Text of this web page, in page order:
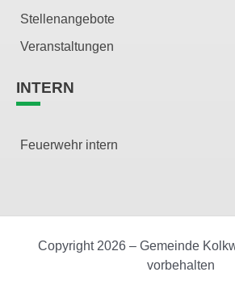
Stellenangebote
Veranstaltungen
INTERN
Feuerwehr intern
Copyright 2026 – Gemeinde
vorbehalten